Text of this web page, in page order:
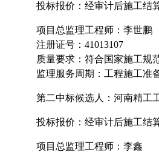
投标报价 ： 经审计后施工结
项目总监理工程师： 李世鹏
注册证号： 41013107
质量要求：符合国家施工规
监理服务周期： 工程施工准
第二中标候选人： 河南精工
投标报价 ： 经审计后施工结
项目总监理工程师： 李鑫